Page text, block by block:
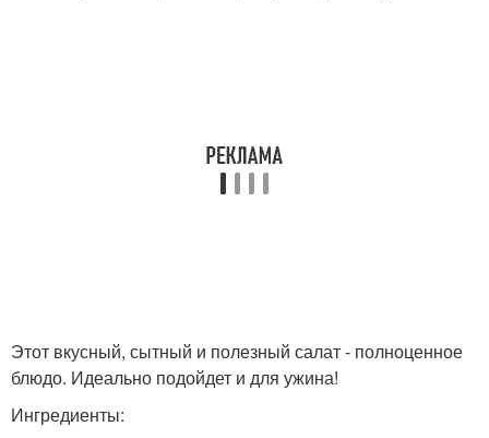
Этот вкусный, сытный и полезный салат - полноценное
блюдо. Идеально подойдет и для ужина!
Ингредиенты: